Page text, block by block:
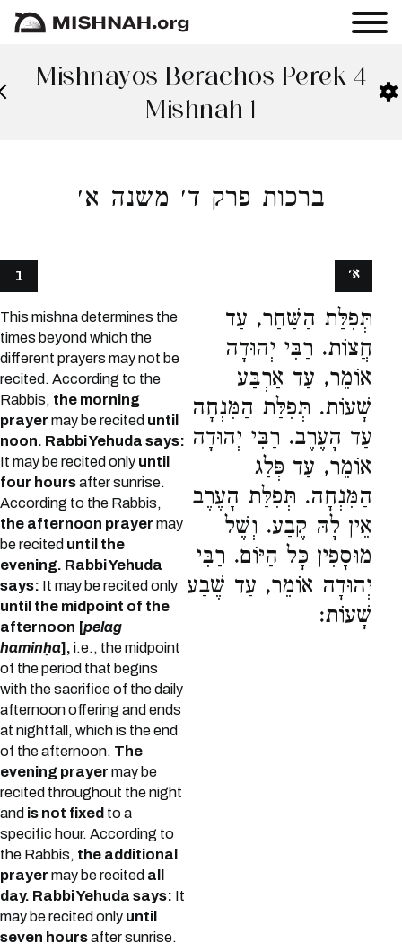
Mishnayos Berachos Perek 4
Mishnah 1
ברכות פרק ד׳ משנה א׳
1
This mishna determines the
times beyond which the
different prayers may not be
recited. According to the
Rabbis, the morning
prayer may be recited until
noon. Rabbi Yehuda says:
It may be recited only until
four hoursafter sunrise.
According to the Rabbis,
the afternoon prayer may
be recited until the
evening. Rabbi Yehuda
says: It may be recited only
until the midpoint of the
afternoon [pelag
haminḥa], i.e., the midpoint
of the period that begins
with the sacrifice of the daily
afternoon offering and ends
at nightfall, which is the end
of the afternoon. The
evening prayer may be
recited throughout the night
and is not fixed to a
specific hour. According to
the Rabbis, the additional
prayer may be recited all
day. Rabbi Yehuda says: It
may be recited only until
seven hoursafter sunrise.
תְּפִלַּת הַשַּׁחַר, עַד
חֲצוֹת. רַבִּי יְהוּדָה
אוֹמֵר, עַד אַרְבַּע
שָׁעוֹת. תְּפִלַּת הַמִּנְחָה
עַד הָעֶרֶב. רַבִּי יְהוּדָה
אוֹמֵר, עַד פְּלַג
הַמִּנְחָה. תְּפִלַּת הָעֶרֶב
אֵין לָהּ קֶבַע. וְשֶׁל
מוּסָפִין כָּל הַיּוֹם. רַבִּי
יְהוּדָה אוֹמֵר, עַד שֶׁבַע
שָׁעוֹת:
א׳